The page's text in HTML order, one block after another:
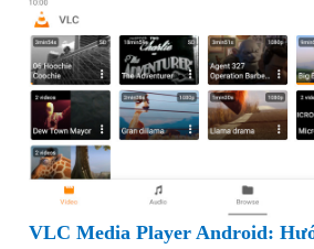
VLC Media Player Android: